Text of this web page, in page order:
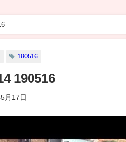
190516
190516
月17日